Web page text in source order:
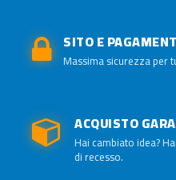
SITO E
Massima sicurezza per
ACQUISTO
Hai cambiato idea?
di recesso.